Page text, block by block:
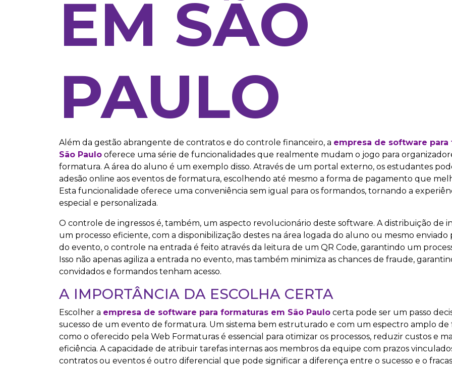
EM SÃO
PAULO
Além da gestão abrangente de contratos e do controle financeiro, a empresa de software
São Paulo oferece uma série de funcionalidades que realmente mudam o jogo para
formatura. A área do aluno é um exemplo disso. Através de um portal externo, os estudantes
adesão online aos eventos de formatura, escolhendo até mesmo a forma de pagamento que
Esta funcionalidade oferece uma conveniência sem igual para os formandos, tornando a
especial e personalizada.
O controle de ingressos é, também, um aspecto revolucionário deste software. A distribuição de
um processo eficiente, com a disponibilização destes na área logada do aluno ou mesmo enviado
do evento, o controle na entrada é feito através da leitura de um QR Code, garantindo um
Isso não apenas agiliza a entrada no evento, mas também minimiza as chances de fraude,
convidados e formandos tenham acesso.
A IMPORTÂNCIA DA ESCOLHA CERTA
Escolher a empresa de software para formaturas em São Paulo certa pode ser um passo
sucesso de um evento de formatura. Um sistema bem estruturado e com um espectro amplo de
como o oferecido pela Web Formaturas é essencial para otimizar os processos, reduzir custos e
eficiência. A capacidade de atribuir tarefas internas aos membros da equipe com prazos
contratos ou eventos é outro diferencial que pode significar a diferença entre o sucesso e o